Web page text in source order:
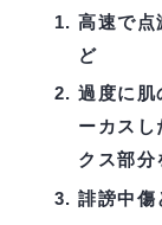
高速で点
ど
過度に肌
ーカスし
クス部分
誹謗中傷